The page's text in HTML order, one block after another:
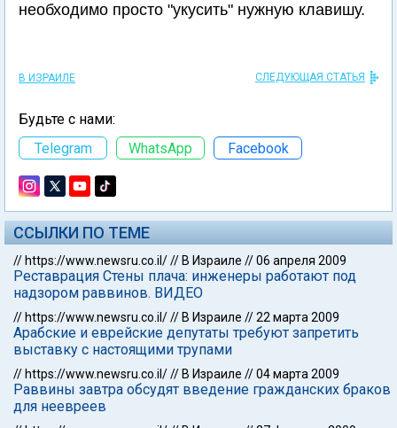
необходимо просто "укусить" нужную клавишу.
В ИЗРАИЛЕ СЛЕДУЮЩАЯ СТАТЬЯ
Будьте с нами:
Telegram
WhatsApp Facebook
ССЫЛКИ ПО ТЕМЕ
// https://www.newsru.co.il/// В Израиле //06 апреля 2009
Реставрация Стены плача: инженеры работают под
надзором раввинов. ВИДЕО
// https://www.newsru.co.il/// В Израиле //22 марта 2009
Арабские и еврейские депутаты требуют запретить
выставку с настоящими трупами
// https://www.newsru.co.il/// В Израиле //04 марта 2009
Раввины завтра обсудят введение гражданских браков
для неевреев